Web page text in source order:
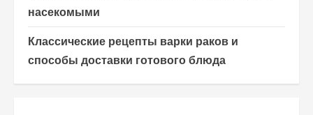
насекомыми
Классические рецепты варки раков и
способы доставки готового блюда